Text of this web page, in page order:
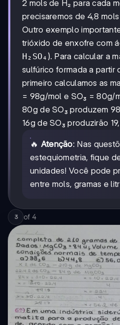
2 mols de H₂ para cada
precisaremos de 4,8 mols
Outro exemplo
trióxido de enxofre com
H₂SO₄ ). Para calcular a
sulfúrico formada a partir
primeiro calculamos as
= 98g/mol e SO₃ = 80g/
80g de SO₃ produzem
16g de SO₃ produzirão
🔥 Atenção: Nas
estequiometria, fique
unidades! Você pode
entre mols, gramas e
3 of 4